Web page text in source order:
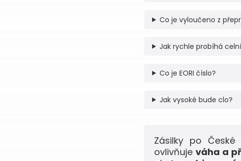
Co je vyloučeno z
Jak rychle probíhá
Co je EORI číslo?
Jak vysoké bude clo?
Zásilky po
ovlivňuje váha a